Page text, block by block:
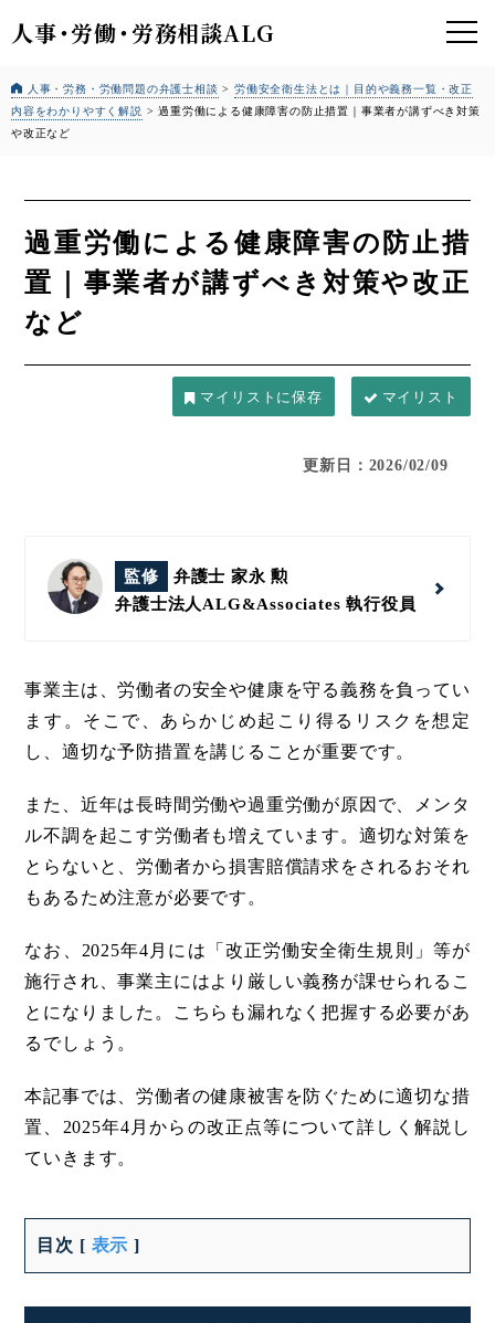
人事・労働・労務相談ALG
人事・労務・労働問題の弁護士相談 >労働安全衛生法とは｜ 目的や義務一覧・改正
内容をわかりやすく解説 >過重労働による健康障害の防止措置｜事業者が講ずべき対策
や改正など
過重労働による健康障害の防止措
置｜事業者が講ずべき対策や改正
など
マイリスト
更新日：2026/02/09
監修
弁護士 家永 勲
弁護士法人ALG&Associates執行役員
事業主は、労働者の安全や健康を守る義務を負ってい
ます。そこで、あらかじめ起こり得るリスクを想定
し、適切な予防措置を講じることが重要です。
また、近年は長時間労働や過重労働が原因で、メンタ
ル不調を起こす労働者も増えています。適切な対策を
とらないと、労働者から損害賠償請求をされるおそれ
もあるため注意が必要です。
なお、2025年4月には「改正労働安全衛生規則」等が
施行され、事業主にはより厳しい義務が課せられるこ
とになりました。こちらも漏れなく把握する必要があ
るでしょう。
本記事では、労働者の健康被害を防ぐために適切な措
置、2025年4月からの改正点等について詳しく解説し
ていきます。
目次 [ 表示 ]